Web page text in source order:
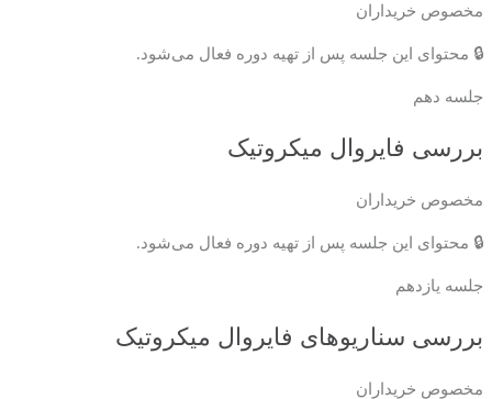
مخصوص خریداران
🔒 محتوای این جلسه پس از تهیه دوره فعال می‌شود.
جلسه دهم
بررسی فایروال میکروتیک
مخصوص خریداران
🔒 محتوای این جلسه پس از تهیه دوره فعال می‌شود.
جلسه یازدهم
بررسی سناریوهای فایروال میکروتیک
مخصوص خریداران